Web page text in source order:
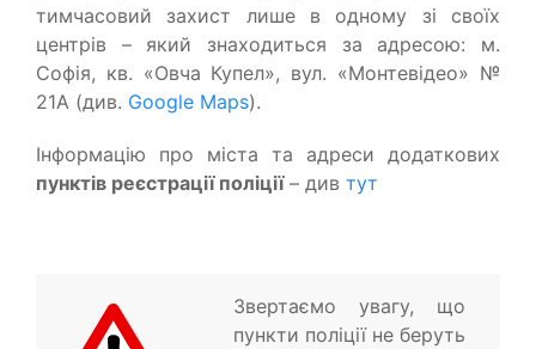
тимчасовий захист лише в одному зі своїх
центрів – який знаходиться за адресою: м.
Софія, кв. «Овча Купел», вул. «Монтевідео» №
21А (див. Google Maps).
Інформацію про міста та адреси додаткових
пунктів реєстрації поліції– див тут
Звертаємо увагу, що
пункти поліції не беруть